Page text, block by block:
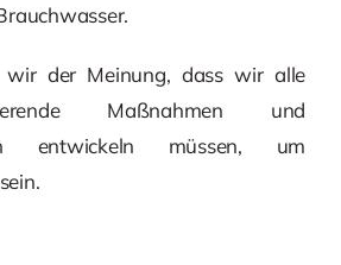
wir der Meinung, dass wir alle
Maßnahmen und
entwickeln müssen, um